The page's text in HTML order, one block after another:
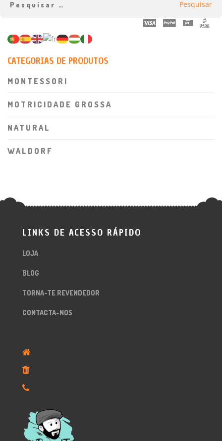
CATEGORIAS DE PRODUTOS
MONTESSORI
MOTRICIDADE GROSSA
NATURAL
WALDORF
LINKS DE ACESSO RÁPIDO
LOJA
BLOG
TORNA-TE REVENDEDOR
CONTACTA-NOS